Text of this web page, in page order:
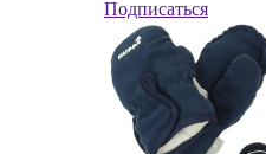
Подписаться